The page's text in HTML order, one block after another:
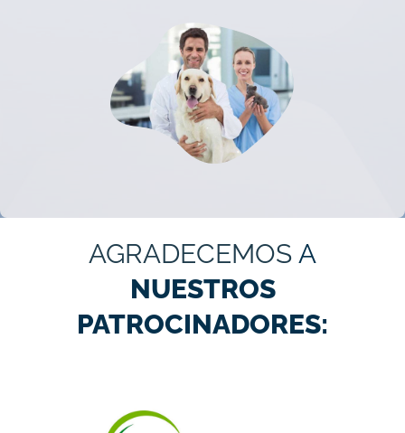
AGRADECEMOS A
NUESTROS
PATROCINADORES: